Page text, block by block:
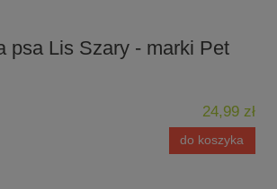
psa Lis Szary - marki Pet
24,99 zł
do koszyka